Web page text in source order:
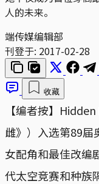
人的未来。
端传媒编辑部
刊登于: 2017-02-28
收藏
【编者按】
雌》）入选第89届
女配角和最佳改编
代太空竞赛和种族